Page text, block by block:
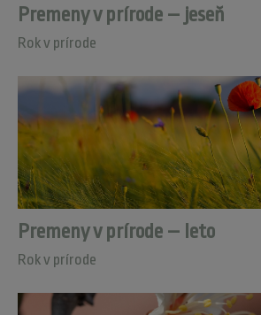
Premeny v prírode – jeseň
Rok v prírode
Premeny v prírode – leto
Rok v prírode